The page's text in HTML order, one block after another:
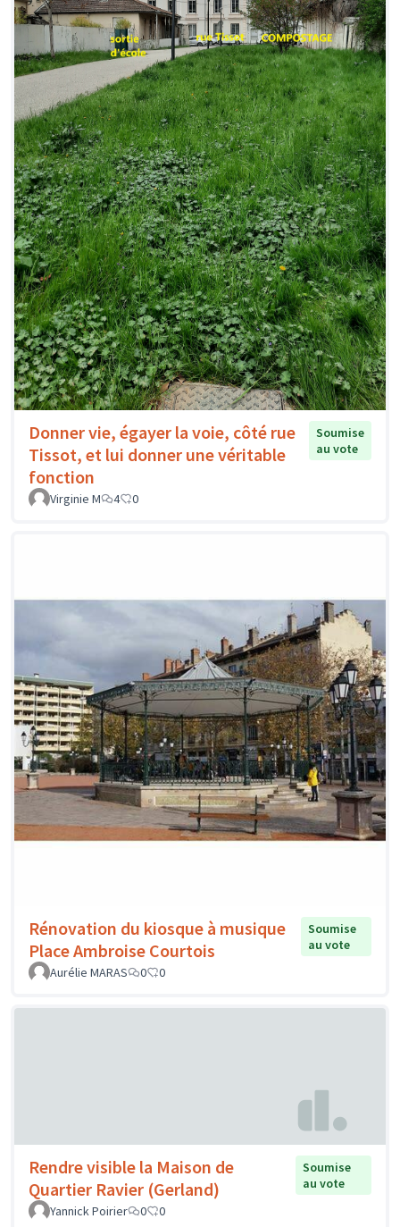
Donner vie, égayer la voie, côté rue
Tissot, et lui donner une véritable
fonction
Soumise
au vote
Virginie M 4 0
Rénovation du kiosque à musique
Place Ambroise Courtois
Soumise
au vote
Aurélie MARAS
0 0
Rendre visible la Maison de
Quartier Ravier (Gerland)
Soumise
au vote
Yannick Poirier
0 0